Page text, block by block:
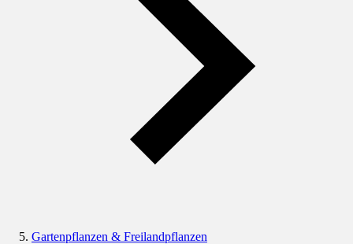
Gartenpflanzen & Freilandpflanzen